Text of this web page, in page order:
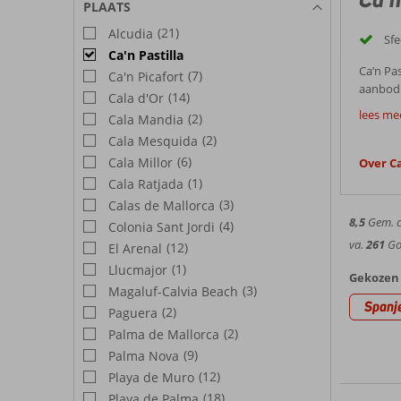
PLAATS
Alcudia (21)
Ca'n Pastilla
Ca'n Picafort (7)
Cala d'Or (14)
Cala Mandia (2)
Cala Mesquida (2)
Cala Millor (6)
Cala Ratjada (1)
Calas de Mallorca (3)
Colonia Sant Jordi (4)
El Arenal (12)
Llucmajor (1)
Magaluf-Calvia Beach (3)
Paguera (2)
Palma de Mallorca (2)
Palma Nova (9)
Playa de Muro (12)
Ca’n
elke
terecht
huur.
strand
17 graden.
maar
Kies
zorg
lees
Over
8,5Gem.
va. 261